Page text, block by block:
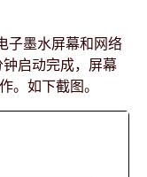
子墨水屏幕和网络
启动完成，屏幕
。如下截图。